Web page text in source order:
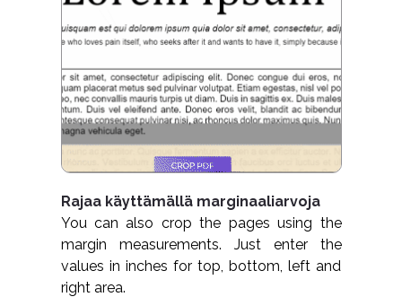
Rajaa käyttämällä marginaaliarvoja
You can also crop the pages using the
margin measurements. Just enter the
values in inches for top, bottom, left and
right area.